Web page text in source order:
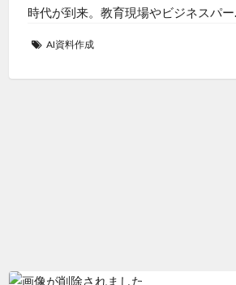
時代が到来。教育現場やビジネスパー
AI資料作成